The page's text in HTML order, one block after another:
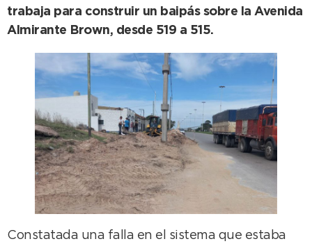
trabaja para construir un baipás sobre la Avenida
Almirante Brown, desde 519 a 515.
Constatada una falla en el sistema que estaba